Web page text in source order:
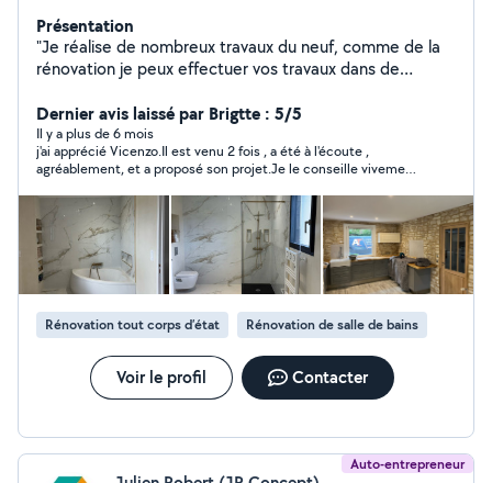
Présentation
"Je réalise de nombreux travaux du neuf, comme de la
rénovation je peux effectuer vos travaux dans de
particulier comme professionnel . Devis et déplacement
gratuit." pour toute demande, Mon numéro de
téléphone est sur mon profil
Dernier avis laissé par Brigtte : 5/5
Il y a plus de 6 mois
j'ai apprécié Vicenzo.Il est venu 2 fois , a été à l'écoute ,
agréablement, et a proposé son projet.Je le conseille vivement
positifs... Je le recommande vivement. Je n'ai pas de photos
car les travaux ont été repoussés. Merci, Vivenzo NB ( je ne
trouve pas le site "Allo voisins" très simple
Rénovation tout corps d’état Rénovation de salle de bains
Voir le profil Contacter
Auto-entrepreneur